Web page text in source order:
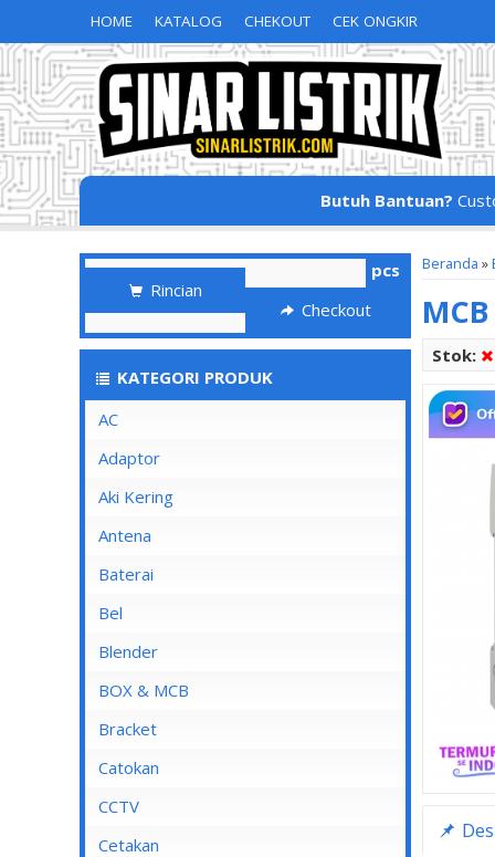
HOME KATALOG CHEKOUT CEK ONGKIR
Butuh Bantuan?
Beranda »
Stok:
pcs
Rincian
Checkout
KATEGORI PRODUK
AC
Adaptor
Aki Kering
Antena
Baterai
Bel
Blender
Blender Advance
Blender Cosmos
Blender Kirin
Blender Maspion
Blender Miyako
BOX & MCB
MCB
MCB 1 Pole
MCB 2 Pole
MCB 3 Pole
Bracket
Catokan
CCTV
DVR
Cetakan